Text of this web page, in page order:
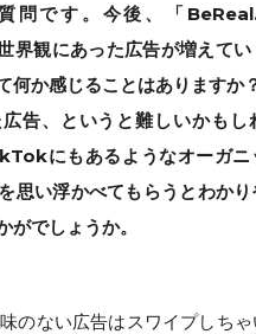
問です。今後、「BeReal.
界観にあった広告が増えて
何か感じることはありますか
告、というと難しいかもし
にもあるようなオーガニ
思い浮かべてもらうとわか
がでしょうか。
のない広告はスワイプしちゃ